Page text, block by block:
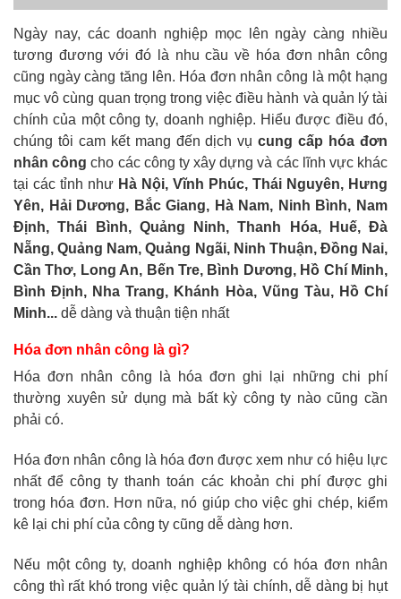
Ngày nay, các doanh nghiệp mọc lên ngày càng nhiều
tương đương với đó là nhu cầu về hóa đơn nhân công
cũng ngày càng tăng lên. Hóa đơn nhân công là một hạng
mục vô cùng quan trọng trong việc điều hành và quản lý tài
chính của một công ty, doanh nghiệp. Hiểu được điều đó,
chúng tôi cam kết mang đến dịch vụcung cấp hóa đơn
nhân côngcho các công ty xây dựng và các lĩnh vực khác
tại các tỉnh như Hà Nội, Vĩnh Phúc, Thái Nguyên, Hưng
Yên, Hải Dương, Bắc Giang, Hà Nam, Ninh Bình, Nam
Định, Thái Bình, Quảng Ninh, Thanh Hóa, Huế, Đà
Nẵng, Quảng Nam, Quảng Ngãi, Ninh Thuận, Đồng Nai,
Cần Thơ, Long An, Bến Tre, Bình Dương, Hồ Chí Minh,
Bình Định, Nha Trang, Khánh Hòa, Vũng Tàu, Hồ Chí
Minh... dễ dàng và thuận tiện nhất
Hóa đơn nhân công là gì?
Hóa đơn nhân công là hóa đơn ghi lại những chi phí
thường xuyên sử dụng mà bất kỳ công ty nào cũng cần
phải có.
Hóa đơn nhân công là hóa đơn được xem như có hiệu lực
nhất để công ty thanh toán các khoản chi phí được ghi
trong hóa đơn. Hơn nữa, nó giúp cho việc ghi chép, kiểm
kê lại chi phí của công ty cũng dễ dàng hơn.
Nếu một công ty, doanh nghiệp không có hóa đơn nhân
công thì rất khó trong việc quản lý tài chính, dễ dàng bị hụt